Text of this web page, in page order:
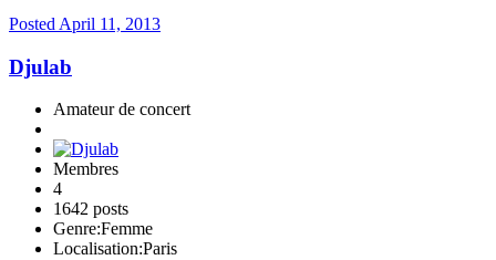
Posted April 11, 2013
Djulab
Amateur de concert
Membres
4
1642 posts
Genre:Femme
Localisation:Paris